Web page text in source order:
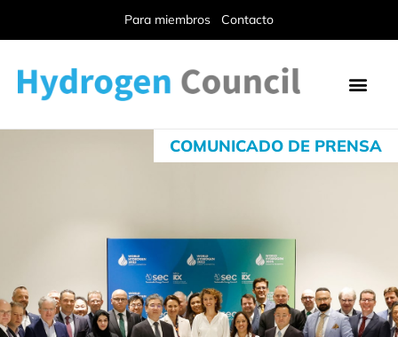
Para miembros Contacto
COMUNICADO DE PRENSA